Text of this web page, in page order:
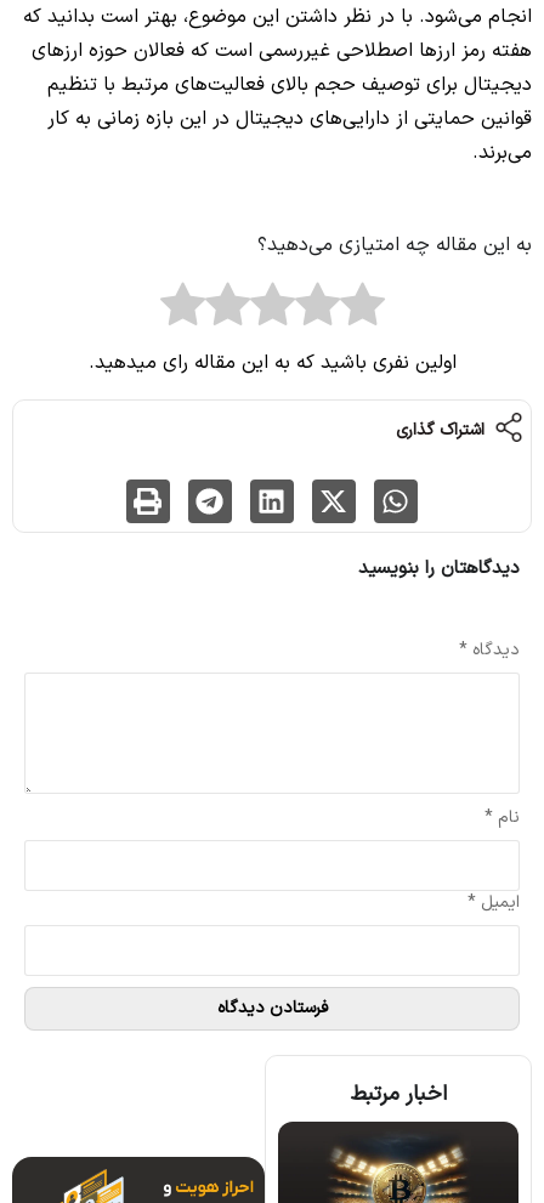
انجام می‌شود. با در نظر داشتن این موضوع، بهتر است بدانید که
هفته رمز ارزها اصطلاحی غیررسمی است که فعالان حوزه ارزهای
دیجیتال برای توصیف حجم بالای فعالیت‌های مرتبط با تنظیم
قوانین حمایتی از دارایی‌های دیجیتال در این بازه زمانی به کار
می‌برند.
به این مقاله چه امتیازی می‌دهید؟
اولین نفری باشید که به این مقاله رای میدهید.
اشتراک گذاری
دیدگاهتان را بنویسید
دیدگاه *
نام *
ایمیل *
اخبار مرتبط